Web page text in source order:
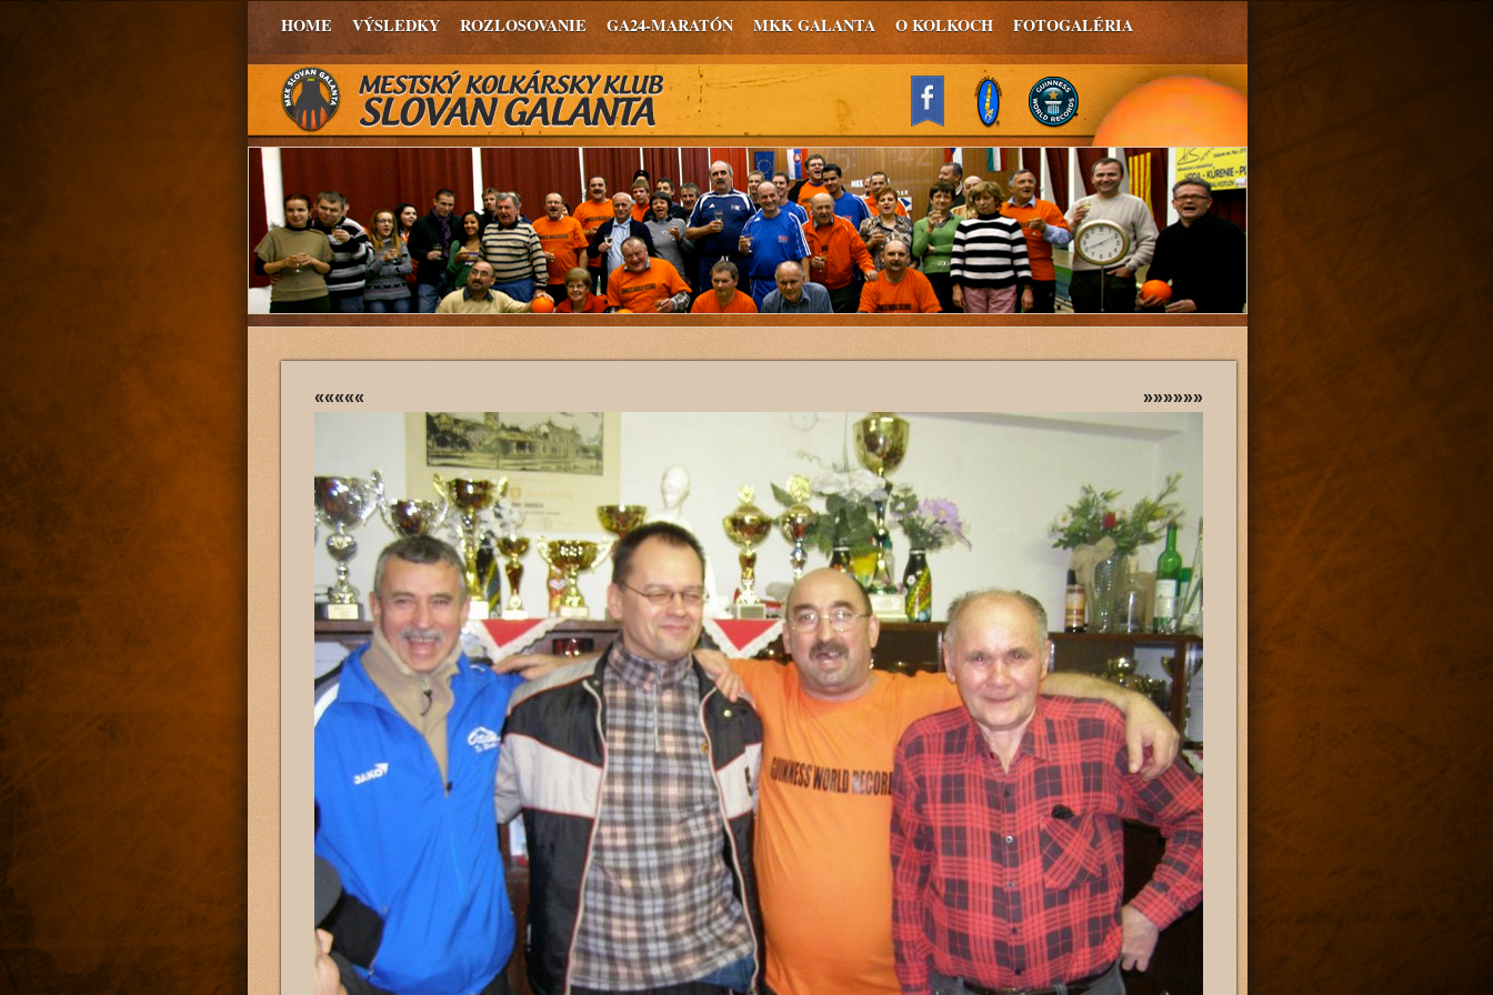
HOME VÝSLEDKY ROZLOSOVANIE GA24-MARATÓN MKK GALANTA O KOLKOCH FOTOGALÉRIA
««««« »»»»»»